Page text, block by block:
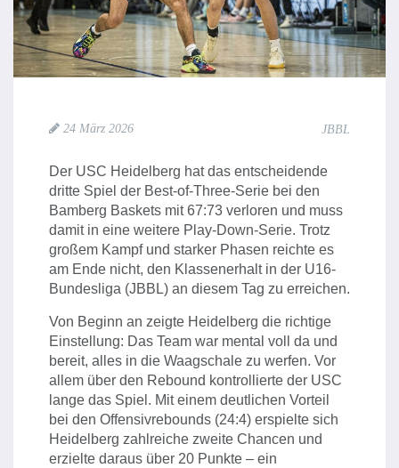
24 März 2026 JBBL
Der USC Heidelberg hat das entscheidende
dritte Spiel der Best-of-Three-Serie bei den
Bamberg Baskets mit 67:73 verloren und muss
damit in eine weitere Play-Down-Serie. Trotz
großem Kampf und starker Phasen reichte es
am Ende nicht, den Klassenerhalt in der U16-
Bundesliga (JBBL) an diesem Tag zu erreichen.
Von Beginn an zeigte Heidelberg die richtige
Einstellung: Das Team war mental voll da und
bereit, alles in die Waagschale zu werfen. Vor
allem über den Rebound kontrollierte der USC
lange das Spiel. Mit einem deutlichen Vorteil
bei den Offensivrebounds (24:4) erspielte sich
Heidelberg zahlreiche zweite Chancen und
erzielte daraus über 20 Punkte – ein